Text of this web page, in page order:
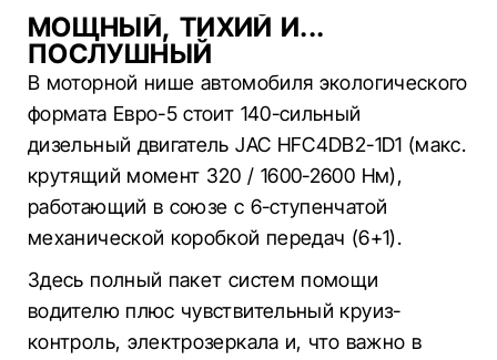
МОЩНЫЙ, ТИХИЙ И...
ПОСЛУШНЫЙ
В моторной нише автомобиля экологического
формата Евро-5 стоит 140-сильный
дизельный двигатель JAC HFC4DB2-1D1 (макс.
крутящий момент 320 / 1600-2600 Нм),
работающий в союзе с 6-ступенчатой
механической коробкой передач (6+1).
Здесь полный пакет систем помощи
водителю плюс чувствительный круиз-
контроль, электрозеркала и, что важно в